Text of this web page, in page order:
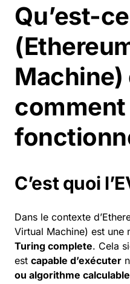
Qu’est-
Machine)
comment
C’est quoi
Dans le contexte
Virtual Machine) est une
Turing complete. Cela
est capable d’exécuter
ou algorithme calculable